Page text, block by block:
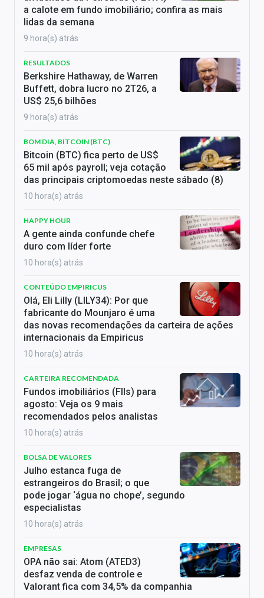
a calote em fundo imobiliário; confira as mais
lidas da semana
9 hora(s) atrás
RESULTADOS
Berkshire Hathaway, de Warren
Buffett, dobra lucro no 2T26, a
US$ 25,6 bilhões
9 hora(s) atrás
BOM DIA, BITCOIN (BTC)
Bitcoin (BTC) fica perto de US$
65 mil após payroll; veja cotação
das principais criptomoedas neste sábado (8)
10 hora(s) atrás
HAPPY HOUR
A gente ainda confunde chefe
duro com líder forte
10 hora(s) atrás
CONTEÚDO EMPIRICUS
Olá, Eli Lilly (LILY34): Por que
fabricante do Mounjaro é uma
das novas recomendações da carteira de ações
internacionais da Empiricus
10 hora(s) atrás
CARTEIRA RECOMENDADA
Fundos imobiliários (FIIs) para
agosto: Veja os 9 mais
recomendados pelos analistas
10 hora(s) atrás
BOLSA DE VALORES
Julho estanca fuga de
estrangeiros do Brasil; o que
pode jogar ‘água no chope’, segundo
especialistas
10 hora(s) atrás
EMPRESAS
OPA não sai: Atom (ATED3)
desfaz venda de controle e
Valorant fica com 34,5% da companhia